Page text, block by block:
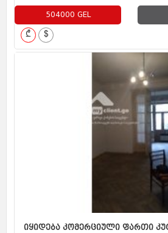
504000 GEL
₾ $
იყიდება კომერციული ფართი